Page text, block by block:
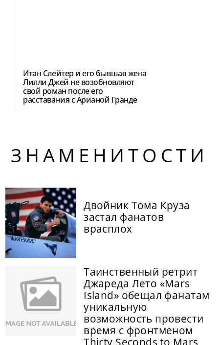
Итан Слейтер и его бывшая жена
Лилли Джей не возобновляют
свой роман после его
расставания с Арианой Гранде
ЗНАМЕНИТОСТИ
Двойник Тома Круза
застал фанатов
врасплох
Таинственный ретрит
Джареда Лето «Mars
Island» обещал фанатам
уникальную
возможность провести
время с фронтменом
Thirty Seconds to Mars